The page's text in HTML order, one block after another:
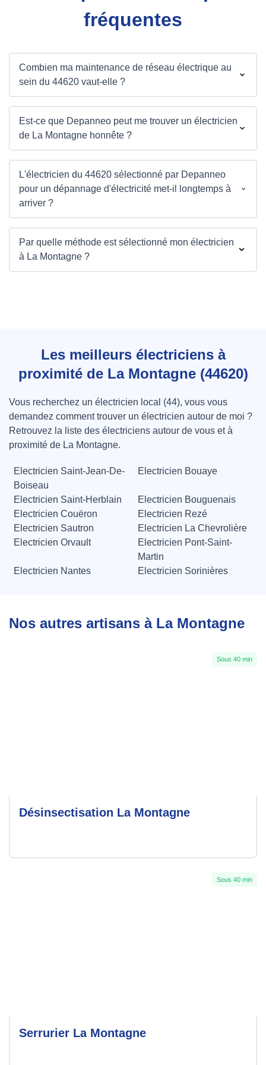
fréquentes
Combien ma maintenance de réseau électrique au
sein du 44620 vaut-elle ?
Est-ce que Depanneo peut me trouver un électricien
de La Montagne honnête ?
L'électricien du 44620 sélectionné par Depanneo
pour un dépannage d'électricité met-il longtemps à
arriver ?
Par quelle méthode est sélectionné mon électricien
à La Montagne ?
Les meilleurs électriciens à
proximité de La Montagne (44620)
Vous recherchez un électricien local (44), vous vous
demandez comment trouver un électricien autour de moi ?
Retrouvez la liste des électriciens autour de vous et à
proximité de La Montagne.
Electricien Saint-Jean-De-
Boiseau
Electricien Bouaye
Electricien Saint-Herblain
Electricien Bouguenais
Electricien Couëron
Electricien Rezé
Electricien Sautron
Electricien La Chevrolière
Electricien Orvault
Electricien Pont-Saint-
Martin
Electricien Nantes
Electricien Sorinières
Nos autres artisans à La Montagne
Sous 40 min
Désinsectisation La Montagne
Sous 40 min
Serrurier La Montagne